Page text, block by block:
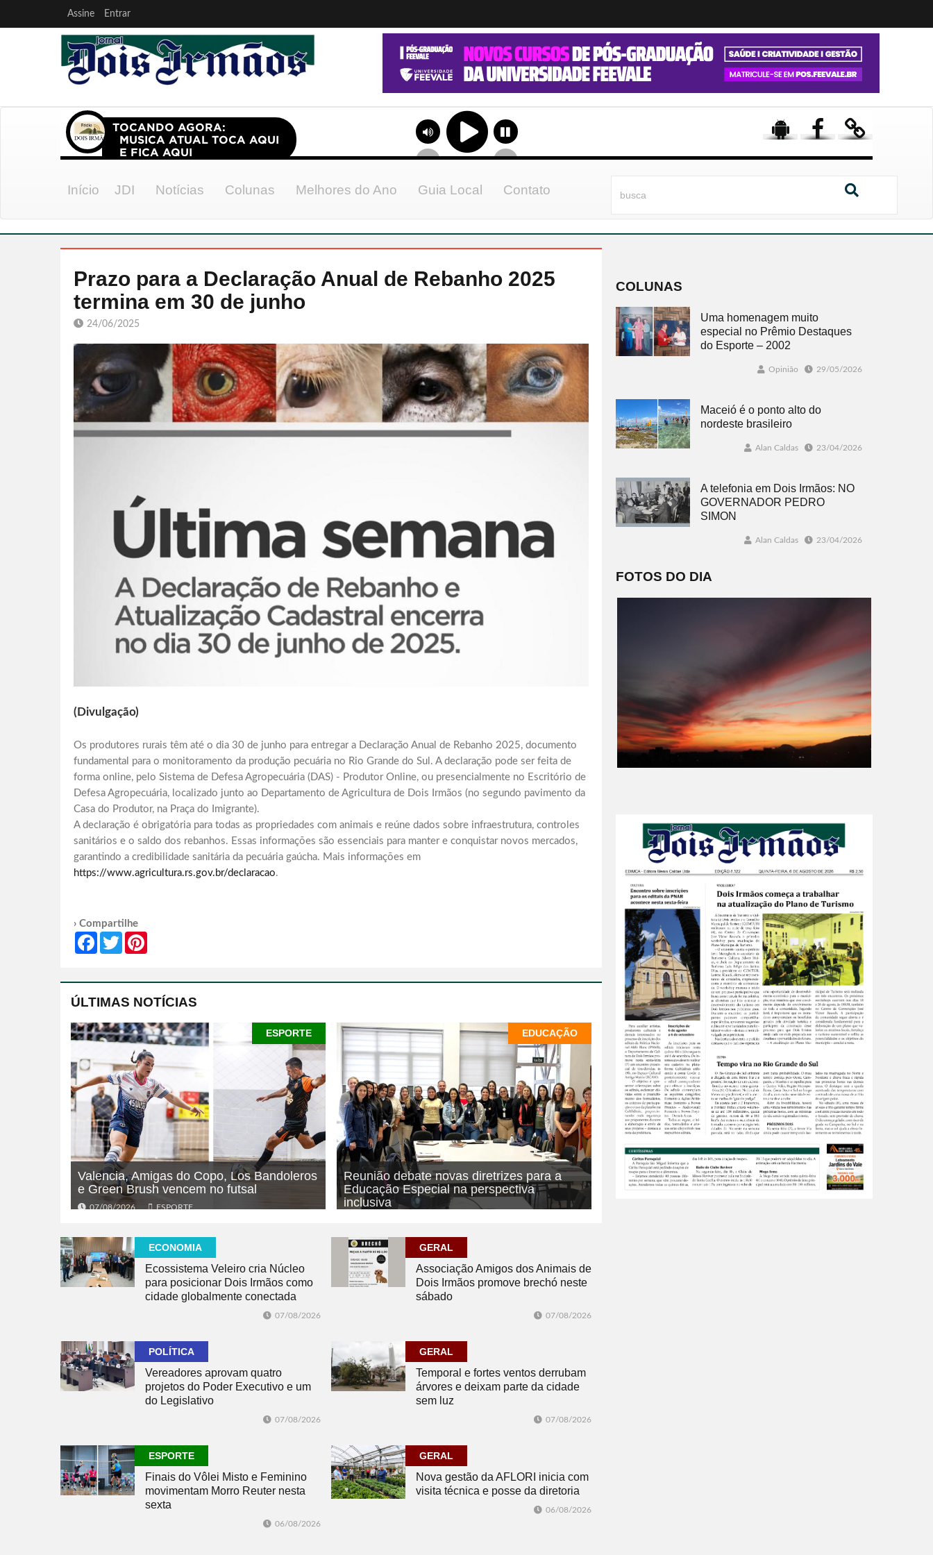
Assine Entrar
Início JDI Notícias Colunas Melhores do Ano Guia Local Contato
Prazo para a Declaração Anual de Rebanho 2025
termina em 30 de junho
24/06/2025
(Divulgação)
Os produtores rurais têm até o dia 30 de junho para entregar a Declaração Anual de Rebanho 2025, documento
fundamental para o monitoramento da produção pecuária no Rio Grande do Sul. A declaração pode ser feita de
forma online, pelo Sistema de Defesa Agropecuária (DAS) - Produtor Online, ou presencialmente no Escritório de
Defesa Agropecuária, localizado junto ao Departamento de Agricultura de Dois Irmãos (no segundo pavimento da
Casa do Produtor, na Praça do Imigrante).
A declaração é obrigatória para todas as propriedades com animais e reúne dados sobre infraestrutura, controles
sanitários e o saldo dos rebanhos. Essas informações são essenciais para manter e conquistar novos mercados,
garantindo a credibilidade sanitária da pecuária gaúcha. Mais informações em
https://www.agricultura.rs.gov.br/declaracao.
› Compartilhe
FacebookTwitter
ÚLTIMAS NOTÍCIAS
ESPORTE
Valencia, Amigas do Copo, Los Bandoleros
e Green Brush vencem no futsal
07/08/2026 ESPORTE
EDUCAÇÃO
Reunião debate novas diretrizes para a
Educação Especial na perspectiva
inclusiva
ECONOMIA
Ecossistema Veleiro cria Núcleo
para posicionar Dois Irmãos como
cidade globalmente conectada
07/08/2026
GERAL
Associação Amigos dos Animais de
Dois Irmãos promove brechó neste
sábado
07/08/2026
POLÍTICA
Vereadores aprovam quatro
projetos do Poder Executivo e um
do Legislativo
07/08/2026
GERAL
Temporal e fortes ventos derrubam
árvores e deixam parte da cidade
sem luz
07/08/2026
ESPORTE
Finais do Vôlei Misto e Feminino
movimentam Morro Reuter nesta
sexta
06/08/2026
GERAL
Nova gestão da AFLORI inicia com
visita técnica e posse da diretoria
06/08/2026
COLUNAS
Uma homenagem muito
especial no Prêmio Destaques
do Esporte – 2002
Opinião 29/05/2026
Maceió é o ponto alto do
nordeste brasileiro
Alan Caldas 23/04/2026
A telefonia em Dois Irmãos: NO
GOVERNADOR PEDRO
SIMON
Alan Caldas 23/04/2026
FOTOS DO DIA